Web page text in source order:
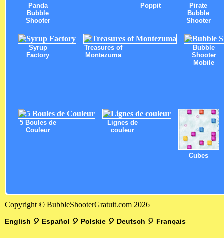
Panda
Bubble
Shooter
Poppit
Pirate
Bubble
Shooter
Syrup
Factory
Treasures of
Montezuma
Bubble
Shooter
Mobile
5 Boules de
Couleur
Lignes de
couleur
Cubes
Copyright © BubbleShooterGratuit.com 2026
English 🎈 Español 🎈 Polskie 🎈 Deutsch 🎈 Français